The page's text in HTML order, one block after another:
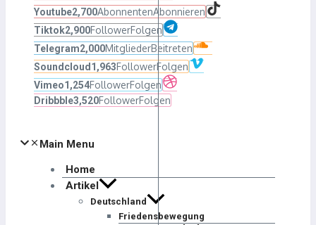
Youtube2,700AbonnentenAbonnieren
Tiktok2,900FollowerFolgen
Telegram2,000MitgliederBeitreten
Soundcloud 1,963FollowerFolgen
Vimeo1,254FollowerFolgen
Dribbble3,520FollowerFolgen
Main Menu
Home
Artikel
Deutschland
Friedensbewegung